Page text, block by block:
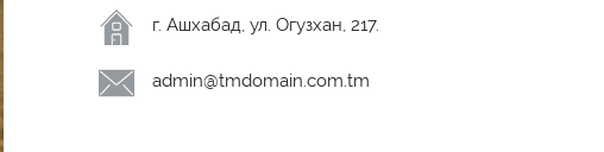
г. Ашхабад, ул. Огузхан, 217.
admin@tmdomain.com.tm